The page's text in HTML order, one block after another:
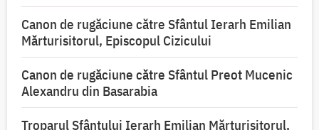
Canon de rugăciune către Sfântul Ierarh Emilian
Mărturisitorul, Episcopul Cizicului
Canon de rugăciune către Sfântul Preot Mucenic
Alexandru din Basarabia
Troparul Sfântului Ierarh Emilian Mărturisitorul,